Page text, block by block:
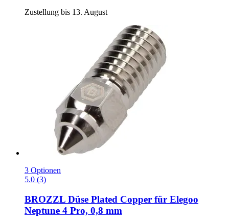
Zustellung bis 13. August
3 Optionen
5.0 (3)
BROZZL Düse Plated Copper für Elegoo
Neptune 4 Pro, 0,8 mm